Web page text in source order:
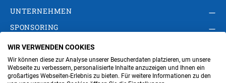
UNTERNEHMEN
SPONSORING
AGB Privacy Policy
Impressum
Cookie-Einstellungen ändern
Verwaltung
WIR VERWENDEN COOKIES
Wir können diese zur Analyse unserer Besucherdaten platzieren, um unsere
Webseite zu verbessern, personalisierte Inhalte anzuzeigen und Ihnen ein
großartiges Webseiten-Erlebnis zu bieten. Für weitere Informationen zu den